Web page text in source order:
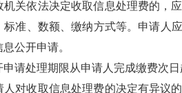
关依法决定收取信息处理费的，
标准、数额、缴纳方式等。申请人
公开申请。
申请处理期限从申请人完成缴费次
对收取信息处理费的决定有异议